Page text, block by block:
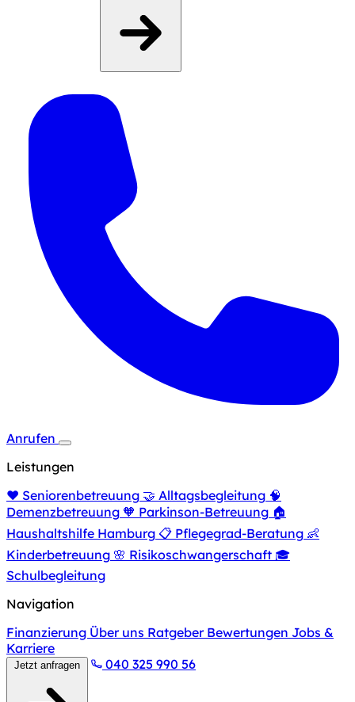
Anrufen
Leistungen
❤️ Seniorenbetreuung 🤝 Alltagsbegleitung 🧠
Demenzbetreuung 🧡 Parkinson-Betreuung 🏠
Haushaltshilfe Hamburg 📋 Pflegegrad-Beratung 👶
Kinderbetreuung 🌸 Risikoschwangerschaft 🎓
Schulbegleitung
Navigation
Finanzierung Über uns Ratgeber Bewertungen Jobs &
Karriere
040 325 990 56